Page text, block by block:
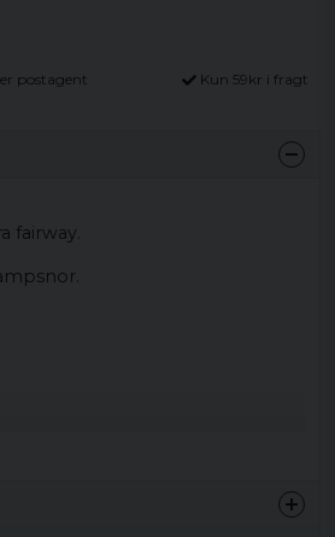
postagent Kun 59kr i fragt
fairway.